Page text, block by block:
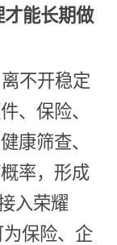
才能长期做
不开稳定
、保险、
康筛查、
率，形成
入荣耀
保险、企